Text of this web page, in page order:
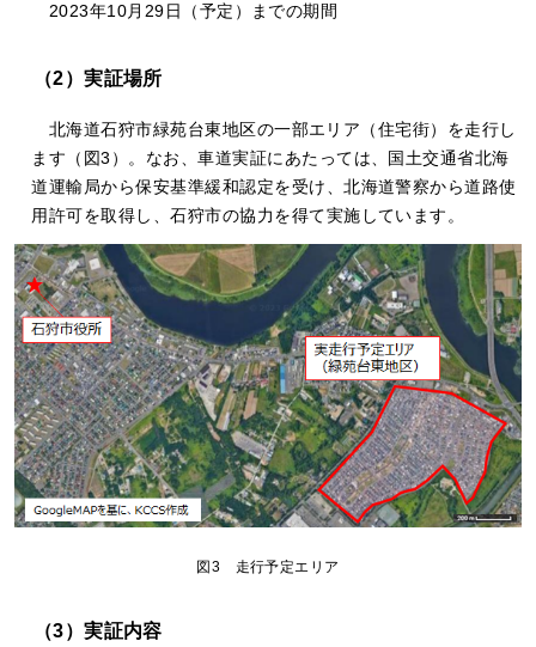
2023年10月29日（予定）までの期間
（2）実証場所
北海道石狩市緑苑台東地区の一部エリア（住宅街）を走行し
ます（図3）。なお、車道実証にあたっては、国土交通省北海
道運輸局から保安基準緩和認定を受け、北海道警察から道路使
用許可を取得し、石狩市の協力を得て実施しています。
図3 走行予定エリア
（3）実証内容